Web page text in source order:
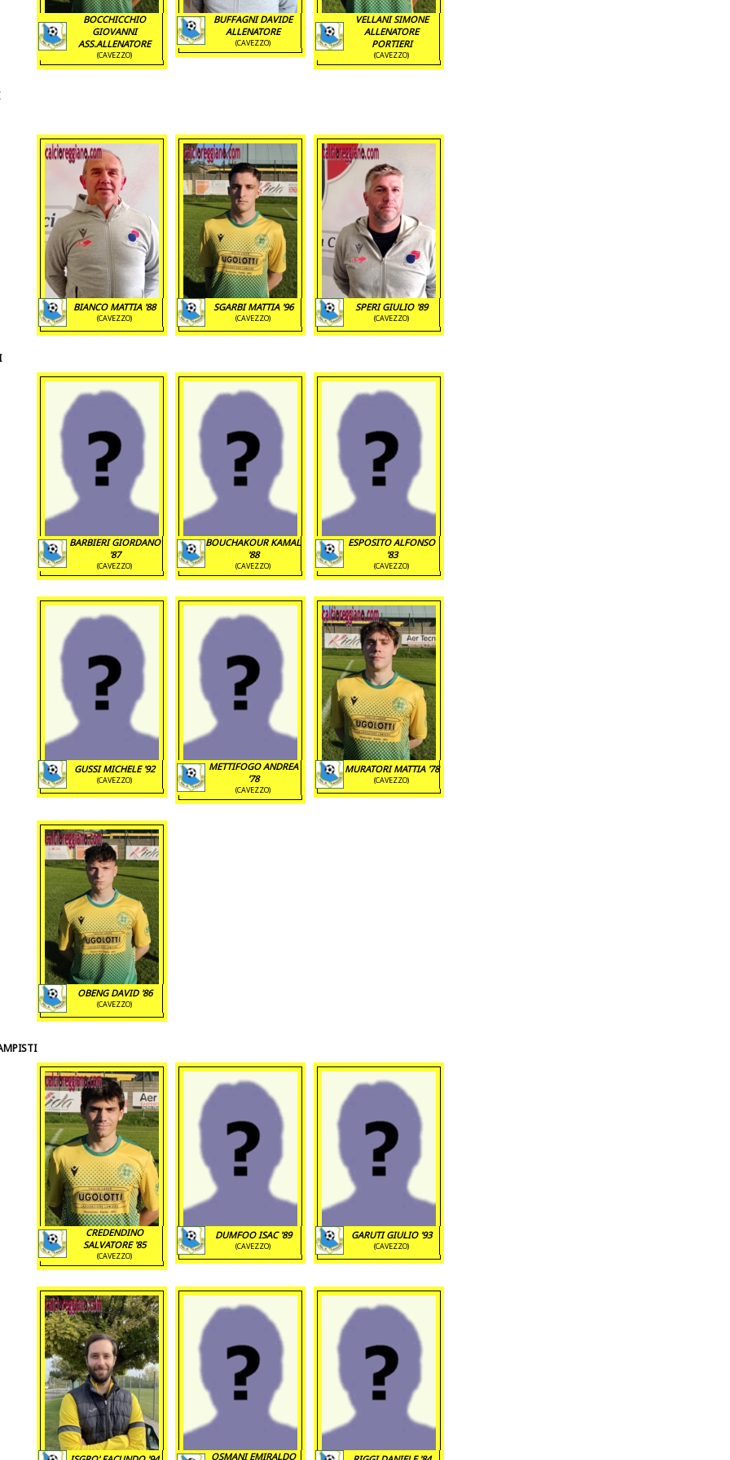
BOCCHICCHIO
GIOVANNI
ASS.ALLENATORE
(CAVEZZO)
BUFFAGNI DAVIDE
ALLENATORE
(CAVEZZO)
VELLANI SIMONE
ALLENATORE
PORTIERI
(CAVEZZO)
BIANCO MATTIA '88
(CAVEZZO)
SGARBI MATTIA '96
(CAVEZZO)
SPERI GIULIO '89
(CAVEZZO)
BARBIERI GIORDANO
'87
(CAVEZZO)
BOUCHAKOUR KAMAL
'88
(CAVEZZO)
ESPOSITO ALFONSO
'83
(CAVEZZO)
GUSSI MICHELE '92
(CAVEZZO)
METTIFOGO ANDREA
'78
(CAVEZZO)
MURATORI MATTIA '78
(CAVEZZO)
OBENG DAVID '86
(CAVEZZO)
CREDENDINO
SALVATORE '85
(CAVEZZO)
DUMFOO ISAC '89
(CAVEZZO)
GARUTI GIULIO '93
(CAVEZZO)
OSMANI EMIRALDO